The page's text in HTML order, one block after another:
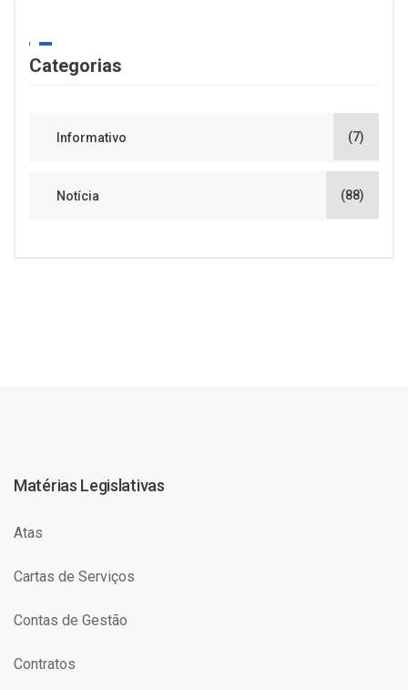
Categorias
Informativo (7)
Notícia (88)
Matérias Legislativas
Atas
Cartas de Serviços
Contas de Gestão
Contratos